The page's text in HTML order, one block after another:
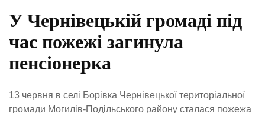
У Чернівецькій громаді під
час пожежі загинула
пенсіонерка
13 червня в селі Борівка Чернівецької територіальної
громади Могилів-Подільського району сталася пожежа